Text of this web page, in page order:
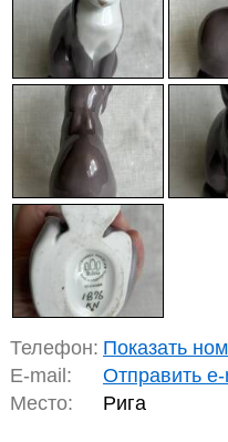
Телефон: Показать
E-mail:
Отправить e-
Место:
Рига